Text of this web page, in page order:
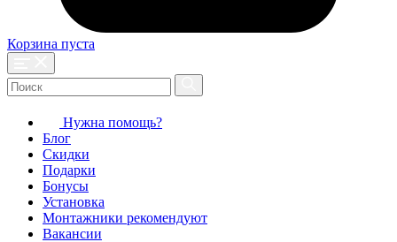
Корзина пуста
Нужна помощь?
Блог
Скидки
Подарки
Бонусы
Установка
Монтажники рекомендуют
Вакансии